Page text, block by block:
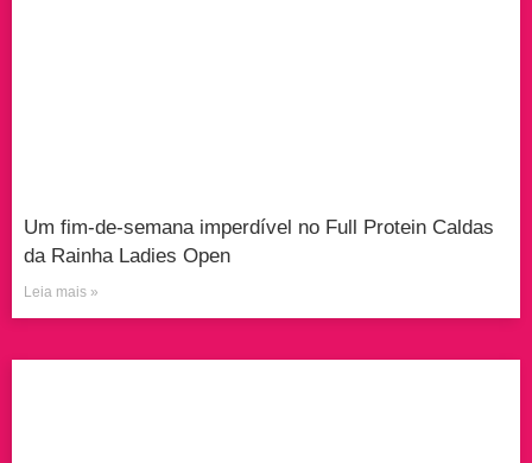
Um fim-de-semana imperdível no Full Protein Caldas
da Rainha Ladies Open
Leia mais »